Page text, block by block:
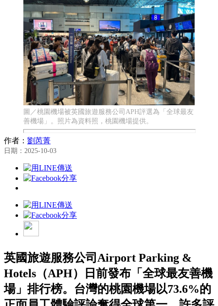
圖／桃園機場被英國旅遊服務公司APH評選為「全球最友
善機場」。照片為資料照，桃園機場提供。
作者： 劉芮菁
日期：2025-10-03
英國旅遊服務公司Airport Parking &
Hotels（APH）日前發布「全球最友善機
場」排行榜。台灣的桃園機場以73.6%的